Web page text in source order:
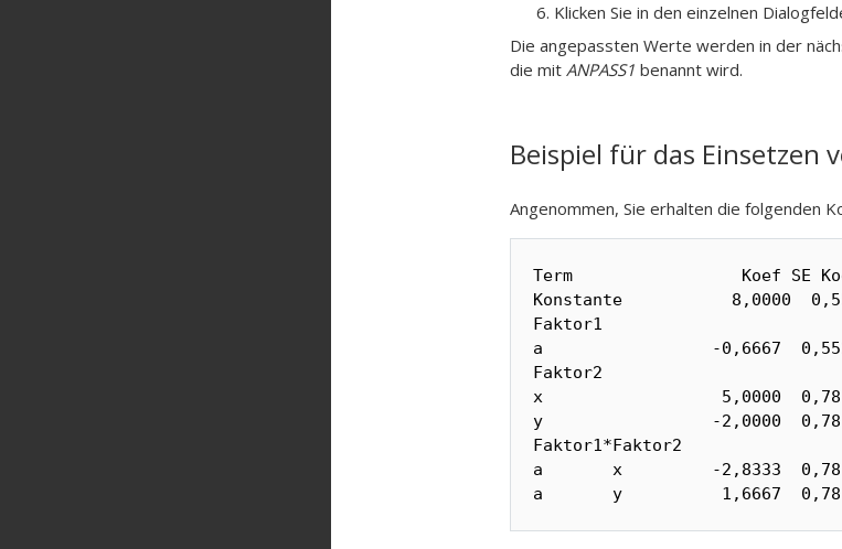
Klicken Sie in den einzelnen
Die angepassten Werte werden in der
die mit ANPASS1 benannt wird.
Beispiel für das Einsetzen
Angenommen, Sie erhalten die folgenden
Term                 Koef SE
Konstante           8,0000
Faktor1
a                 -0,6667
Faktor2
x                  5,0000
y                 -2,0000
Faktor1*Faktor2
a       x         -2,8333
a       y          1,6667